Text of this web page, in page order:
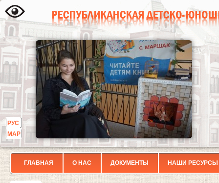
РУС
МАР
ГЛАВНАЯ О НАС ДОКУМЕНТЫ НАШИ РЕСУРСЫ